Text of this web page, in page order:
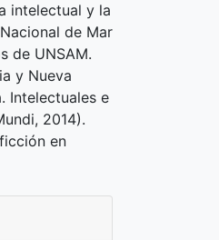
intelectual y la
de Mar
de UNSAM.
y Nueva
Intelectuales e
2014).
en